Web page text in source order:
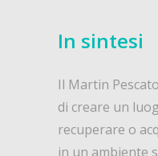
In sintesi
Il Martin
di creare un
recuperare o
in un ambiente